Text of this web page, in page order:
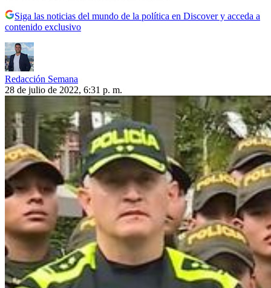
Siga las noticias del mundo de la política en Discover y acceda a
contenido exclusivo
Redacción Semana
28 de julio de 2022, 6:31 p. m.